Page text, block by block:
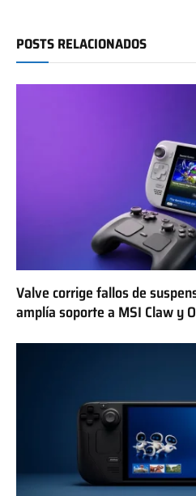
POSTS RELACIONADOS
Valve corrige fallos de
amplía soporte a MSI Claw y